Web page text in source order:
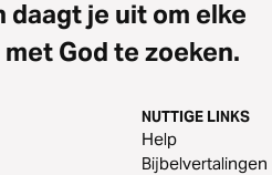
daagt je uit om elke
God te zoeken.
NUTTIGE LINKS
Help
Bijbelvertalingen